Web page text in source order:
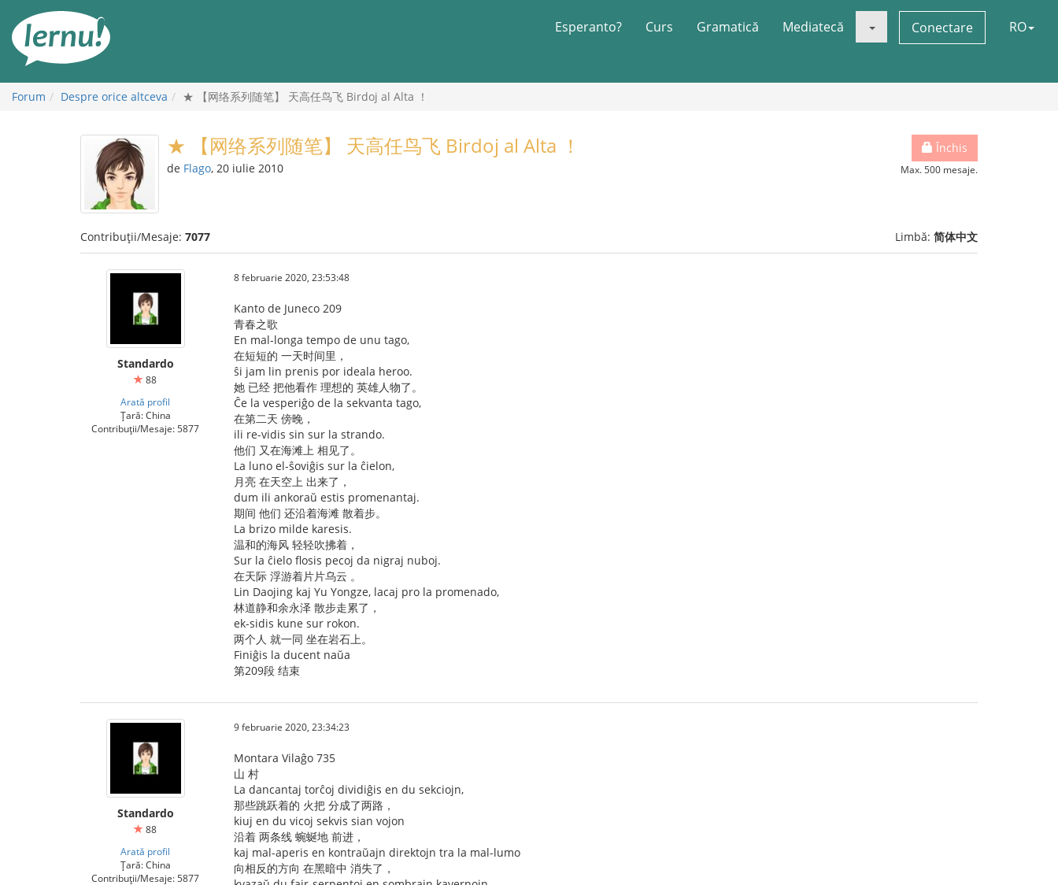
conținut
Esperanto? Curs Gramatică Mediatecă Conectare RO
Forum Despre orice altceva ★ 【网络系列随笔】 天高任鸟飞 Birdoj al Alta ！
Închis
Max. 500 mesaje.
★ 【网络系列随笔】 天高任鸟飞 Birdoj al Alta ！
de Flago, 20 iulie 2010
Contribuții/Mesaje: 7077 Limbă: 简体中文
Standardo
88
Arată profil
Țară: China
Contribuții/Mesaje: 5877
8 februarie 2020, 23:53:48
Kanto de Juneco 209
青春之歌
En mal-longa tempo de unu tago,
在短短的 一天时间里，
ŝi jam lin prenis por ideala heroo.
她 已经 把他看作 理想的 英雄人物了。
Ĉe la vesperiĝo de la sekvanta tago,
在第二天 傍晚，
ili re-vidis sin sur la strando.
他们 又在海滩上 相见了。
La luno el-ŝoviĝis sur la ĉielon,
月亮 在天空上 出来了，
dum ili ankoraŭ estis promenantaj.
期间 他们 还沿着海滩 散着步。
La brizo milde karesis.
温和的海风 轻轻吹拂着，
Sur la ĉielo flosis pecoj da nigraj nuboj.
在天际 浮游着片片乌云 。
Lin Daojing kaj Yu Yongze, lacaj pro la promenado,
林道静和余永泽 散步走累了，
ek-sidis kune sur rokon.
两个人 就一同 坐在岩石上。
Finiĝis la ducent naŭa
第209段 结束
Standardo
88
Arată profil
Țară: China
Contribuții/Mesaje: 5877
9 februarie 2020, 23:34:23
Montara Vilaĝo 735
山 村
La dancantaj torĉoj dividiĝis en du sekciojn,
那些跳跃着的 火把 分成了两路，
kiuj en du vicoj sekvis sian vojon
沿着 两条线 蜿蜒地 前进，
kaj mal-aperis en kontraŭajn direktojn tra la mal-lumo
向相反的方向 在黑暗中 消失了，